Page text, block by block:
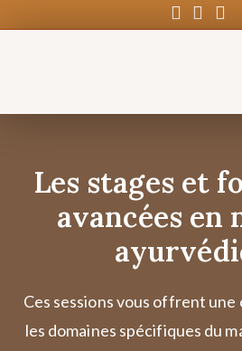
Les stages et
avancées en
Ces sessions vous offrent une
les domaines spécifiques du